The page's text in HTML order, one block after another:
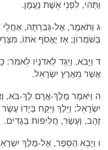
וַתְּהִי, לִפְנֵי אֵשֶׁת נַעֲמָן.
ג וַתֹּאמֶר, אֶל-גְּבִרְתָּהּ, אַחֲלֵי
בְּשֹׁמְרוֹן; אָז יֶאֱסֹף אֹתוֹ,
ד וַיָּבֹא, וַיַּגֵּד לַאדֹנָיו
אֲשֶׁר מֵאֶרֶץ יִשְׂרָאֵל.
ה וַיֹּאמֶר מֶלֶךְ-אֲרָם לֶךְ-בֹּא,
יִשְׂרָאֵל; וַיֵּלֶךְ וַיִּקַּח בְּיָדוֹ
זָהָב, וְעֶשֶׂר, חֲלִיפוֹת בְּגָדִים.
ו וַיָּבֵא הַסֵּפֶר, אֶל-מֶלֶךְ